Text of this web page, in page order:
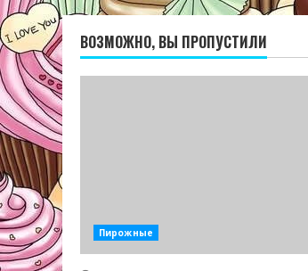
ВОЗМОЖНО, ВЫ ПРОПУСТИЛИ
Пирожные